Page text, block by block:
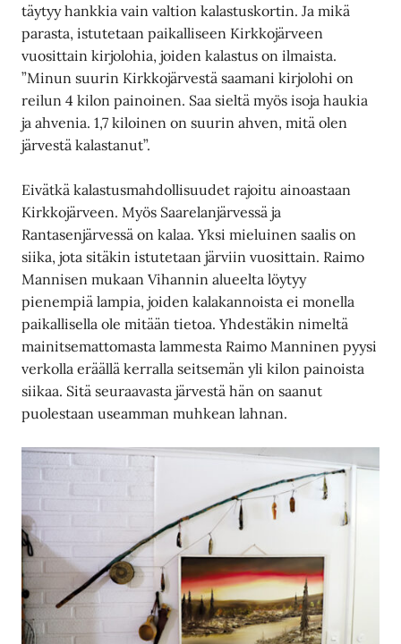
täytyy hankkia vain valtion kalastuskortin. Ja mikä
parasta, istutetaan paikalliseen Kirkkojärveen
vuosittain kirjolohia, joiden kalastus on ilmaista.
”Minun suurin Kirkkojärvestä saamani kirjolohi on
reilun 4 kilon painoinen. Saa sieltä myös isoja haukia
ja ahvenia. 1,7 kiloinen on suurin ahven, mitä olen
järvestä kalastanut”.
Eivätkä kalastusmahdollisuudet rajoitu ainoastaan
Kirkkojärveen. Myös Saarelanjärvessä ja
Rantasenjärvessä on kalaa. Yksi mieluinen saalis on
siika, jota sitäkin istutetaan järviin vuosittain. Raimo
Mannisen mukaan Vihannin alueelta löytyy
pienempiä lampia, joiden kalakannoista ei monella
paikallisella ole mitään tietoa. Yhdestäkin nimeltä
mainitsemattomasta lammesta Raimo Manninen pyysi
verkolla eräällä kerralla seitsemän yli kilon painoista
siikaa. Sitä seuraavasta järvestä hän on saanut
puolestaan useamman muhkean lahnan.